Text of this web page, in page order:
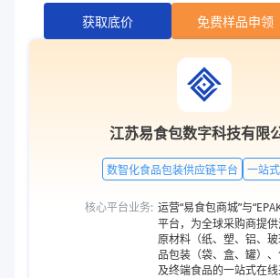
获取底价 免费样品申领
江苏易食包数字科技有限
数智化食品包装供应链平台 一站
核心平台业务: 运营“易食包商城”与
平台，为全球采购商提
原材料（纸、塑、铝、
品包装（袋、盒、罐）
及终端食品的一站式在线